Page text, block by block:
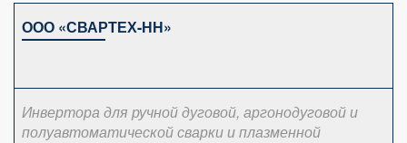
ООО «СВАРТЕХ-НН»
Инвертора для ручной дуговой, аргонодуговой и
полуавтоматической сварки и плазменной